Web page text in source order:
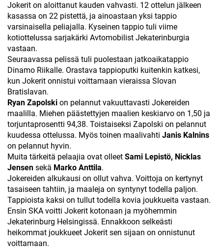
Jokerit on aloittanut kauden vahvasti. 12 ottelun jälkeen
kasassa on 22 pistettä, ja ainoastaan yksi tappio
varsinaisella peliajalla. Kyseinen tappio tuli viime
kotiottelussa sarjakärki Avtomobilist Jekaterinburgia
vastaan.
Seuraavassa pelissä tuli puolestaan jatkoaikatappio
Dinamo Riikalle. Orastava tappioputki kuitenkin katkesi,
kun Jokerit onnistui voittamaan vieraissa Slovan
Bratislavan.
Ryan Zapolski on pelannut vakuuttavasti Jokereiden
maalilla. Miehen päästettyjen maalien keskiarvo on 1,50 ja
torjuntaprosentti 94,38. Toistaiseksi Zapolski on pelannut
kuudessa ottelussa. Myös toinen maalivahti Janis Kalnins
on pelannut hyvin.
Muita tärkeitä pelaajia ovat olleet Sami Lepistö, Nicklas
Jensen sekä Marko Anttila.
Jokereiden alkukausi on ollut vahva. Voittoja on kertynyt
tasaiseen tahtiin, ja maaleja on syntynyt todella paljon.
Tappioista kaksi on tullut todella kovia joukkueita vastaan.
Ensin SKA voitti Jokerit kotonaan ja myöhemmin
Jekaterinburg Helsingissä. Ennakkoon selkeästi
heikommat joukkueet Jokerit sen sijaan on onnistunut
voittamaan.